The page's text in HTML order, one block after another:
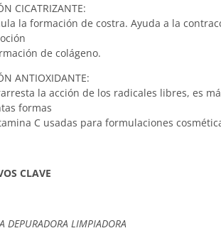
CICATRIZANTE:
la formación de costra. Ayuda a la
de colágeno.
ANTIOXIDANTE:
la acción de los radicales libres, es
formas
C usadas para formulaciones
CLAVE
DEPURADORA LIMPIADORA